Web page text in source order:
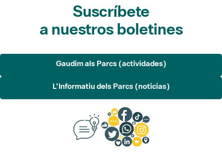
Suscríbete
a nuestros boletines
Gaudim als Parcs (actividades)
L'Informatiu dels Parcs (noticias)